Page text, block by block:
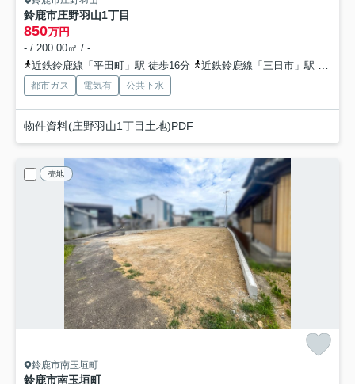
鈴鹿市庄野羽山1丁目
850万円
- / 200.00㎡ / -
近鉄鈴鹿線「平田町」駅 徒歩16分
近鉄鈴鹿線「三日市」駅 徒歩43分
都市ガス 電気有 公共下水
物件資料(庄野羽山1丁目土地)PDF
売地
鈴鹿市南玉垣町
鈴鹿市南玉垣町